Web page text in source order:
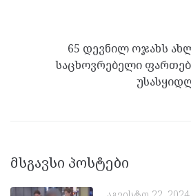
65 დევნილ ოჯახს
საცხოვრებელი
მსგავსი პოსტები